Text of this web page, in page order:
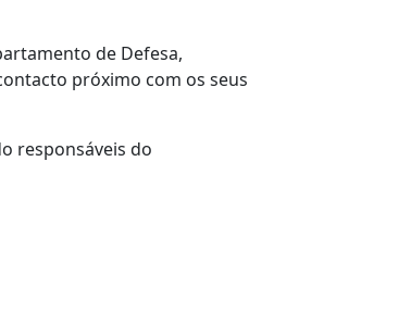
de Defesa,
próximo com os seus
responsáveis do